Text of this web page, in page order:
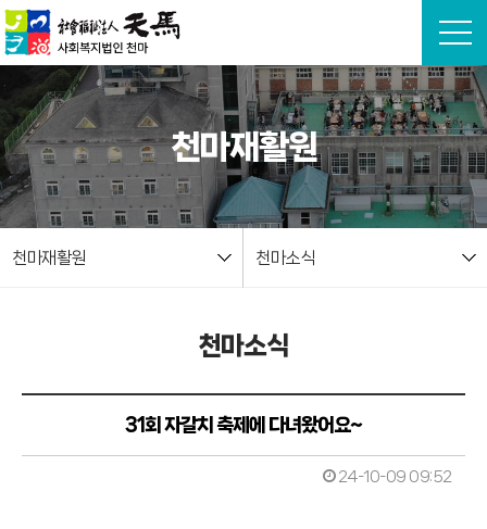
본문 바로가기
천마재활원
천마재활원 천마소식
천마소식
31회 자갈치 축제에 다녀왔어요~
24-10-09 09:52